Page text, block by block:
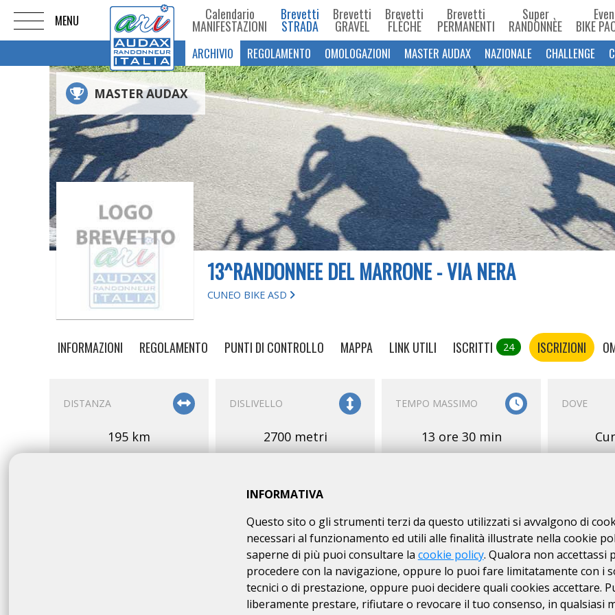
Calendario
MANIFESTAZIONI
Brevetti
STRADA
Brevetti
GRAVEL
Brevetti
FLÈCHE
Brevetti
PERMANENTI
Super
RANDONNÈE BIKE
ARCHIVIO REGOLAMENTO OMOLOGAZIONI MASTER AUDAX NAZIONALE CHALLENGE
MASTER AUDAX
13^RANDONNEE DEL MARRONE - VIA NERA
CUNEO BIKE ASD
INFORMAZIONI REGOLAMENTO PUNTI DI CONTROLLO MAPPA LINK UTILI ISCRITTI 24 ISCRIZIONI
DISTANZA
195 km
DISLIVELLO
2700 metri
TEMPO MASSIMO
13 ore 30 min
DOVE
OMOLOGAZIONE
BRI/ARI
200 Km
SERVIZI ISCRIZIONI
dal01/
200
INFORMATIVA
Questo sito o gli strumenti terzi da questo utilizzati si avvalgono di
necessari al funzionamento ed utili alle finalità illustrate nella cookie
saperne di più puoi consultare la cookie policy. Qualora non accettassi
procedere con la navigazione, oppure lo puoi fare limitatamente con i
tecnici o di prestazione, oppure puoi decidere quali cookies accettare.
liberamente prestare, rifiutare o revocare il tuo consenso, in qualsiasi